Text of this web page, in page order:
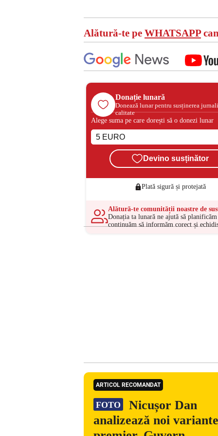
Alătură-te pe WHATSAPP
Donație lunară
Donează lunar pentru susținerea
calitate
Alege suma pe care dorești să o donezi lunar
Devino susținător
Plată sigură și protejată
Alătură-te comunității noastre de
Donația ta lunară ne ajută să planificăm
continuăm să informăm corect și
ARTICOL RECOMANDAT
FOTO
Nicușor Dan
analizează noi